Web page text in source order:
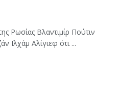
Ρωσίας Βλαντιμίρ Πούτιν
Ιλχάμ Αλίγιεφ ότι ...